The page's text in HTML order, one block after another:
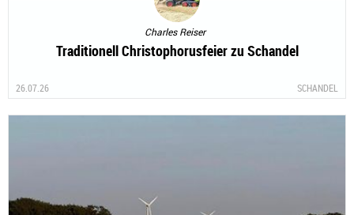
Charles Reiser
Traditionell Christophorusfeier zu Schandel
26.07.26 SCHANDEL